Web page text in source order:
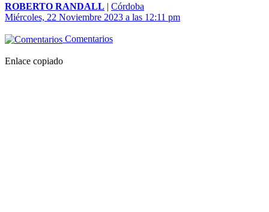
ROBERTO RANDALL | Córdoba
Miércoles, 22 Noviembre 2023 a las 12:11 pm
Comentarios
Enlace copiado